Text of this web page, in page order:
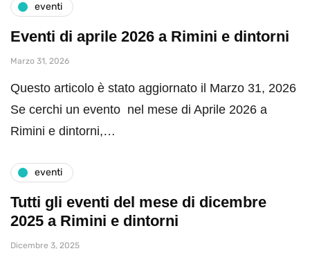
eventi
Eventi di aprile 2026 a Rimini e dintorni
Marzo 31, 2026
Questo articolo è stato aggiornato il Marzo 31, 2026
Se cerchi un evento nel mese di Aprile 2026 a
Rimini e dintorni,…
eventi
Tutti gli eventi del mese di dicembre
2025 a Rimini e dintorni
Dicembre 3, 2025